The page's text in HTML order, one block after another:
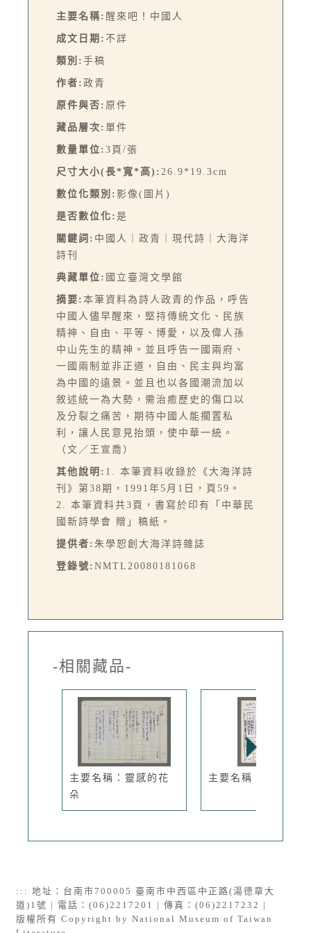
主要名稱: 醒來吧！中國人
成文日期: 不詳
類別: 手稿
作者: 政青
原件與否: 原件
藏品層次: 單件
數量單位: 3頁/張
尺寸大小(長*寬*高): 26.9*19.3cm
數位化類別: 影像(圖片)
是否數位化: 是
關鍵詞: 中國人｜政青｜現代詩｜大海洋
詩刊
典藏單位: 國立臺灣文學館
摘要: 本筆資料為詩人政青的作品，呼告
中國人儘早醒來，堅持傳統文化、民族
精神、自由、平等、博愛，以及偉人孫
中山先生的精神。並且呼告一國兩府、
一國兩制並非正道，自由、民主與均富
為中國的遠景。並且也以各國潮流加以
敘述統一為大勢，需治癒歷史的傷口以
及分裂之痛苦，期待中國人能擱置私
利，讓人民意見抬頭，使中華一統。
（文／王宣喬）
其他說明: 1. 本筆資料收錄於《大海洋詩
刊》第38期，1991年5月1日，頁59。
2. 本筆資料共3頁，書寫於印有「中華民
國新詩學會 贈」稿紙。
提供者: 朱學恕創大海洋詩雜誌
登錄號: NMTL20080181068
-相關藏品-
主要名稱：靈感的花
朵
主要名稱：落日
::: 地址：台南市700005 臺南市中西區中正路(湯德章大
道)1號 | 電話：(06)2217201 | 傳真：(06)2217232 |
版權所有 Copyright by National Museum of Taiwan